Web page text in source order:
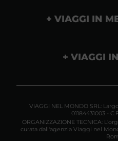
VIAGGI IN
VIAGGI
VIAGGI NEL MONDO SRL:
01184431003 -
ORGANIZZAZIONE TECNICA:
curata dall'agenzia Viaggi nel